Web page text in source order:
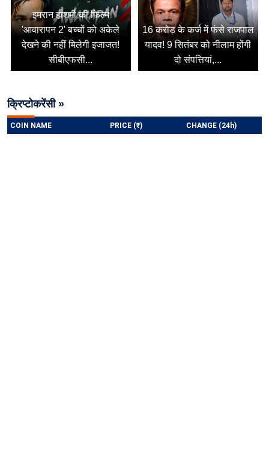
इमरान हाशमी की फिल्म
'आवारापन 2' बच्चों को अकेले
देखने की नहीं मिलेगी इजाजत!
सीबीएफसी...
16 करोड़ के कर्ज में फंसे राजपाल
यादव! 9 सितंबर को नीलाम होंगी
दो संपत्तियां,...
क्रिप्टोकरेंसी »